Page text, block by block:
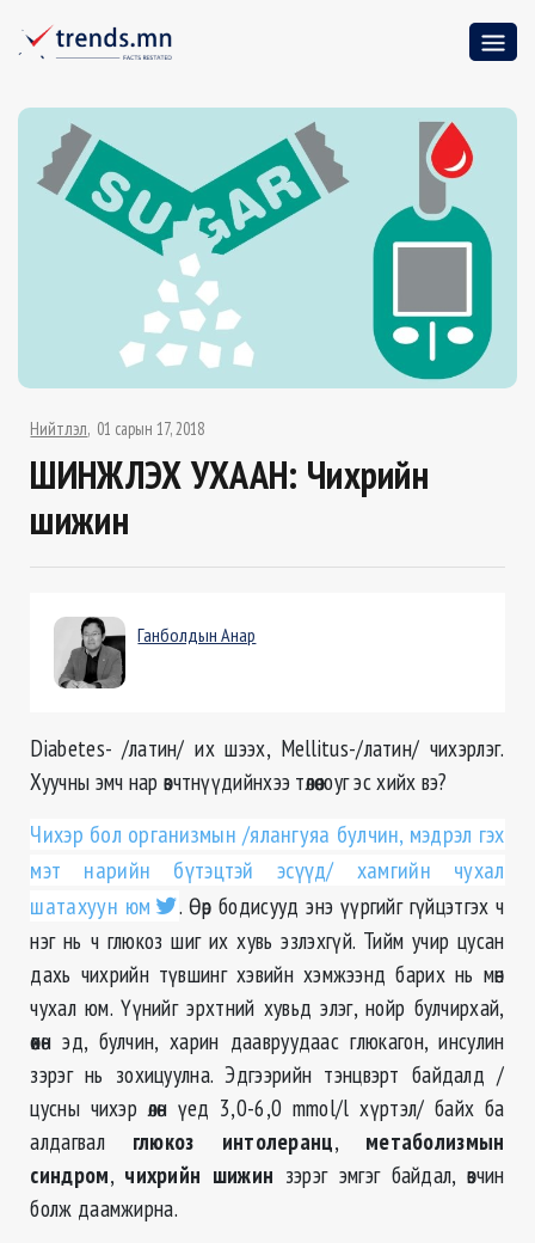
Нийтлэл 01 сарын 17, 2018
ШИНЖЛЭХ УХААН: Чихрийн
шижин
Ганболдын Анар
Diabetes- /латин/ их шээх, Mellitus-/латин/ чихэрлэг.
Хуучны эмч нар өвчтнүүдийнхээ төлөө юуг эс хийх вэ?
Чихэр бол организмын /ялангуяа булчин, мэдрэл гэх
мэт нарийн бүтэцтэй эсүүд/ хамгийн чухал
шатахуун юм
. Өөр бодисууд энэ үүргийг гүйцэтгэх ч
нэг нь ч глюкоз шиг их хувь эзлэхгүй. Тийм учир цусан
дахь чихрийн түвшинг хэвийн хэмжээнд барих нь мөн
чухал юм. Үүнийг эрхтний хувьд элэг, нойр булчирхай,
өөхөн эд, булчин, харин даавруудаас глюкагон, инсулин
зэрэг нь зохицуулна. Эдгээрийн тэнцвэрт байдалд /
цусны чихэр өлөн үед 3,0-6,0 mmol/l хүртэл/ байх ба
алдагвал глюкоз интолеранц, метаболизмын
синдром, чихрийн шижин зэрэг эмгэг байдал, өвчин
болж даамжирна.